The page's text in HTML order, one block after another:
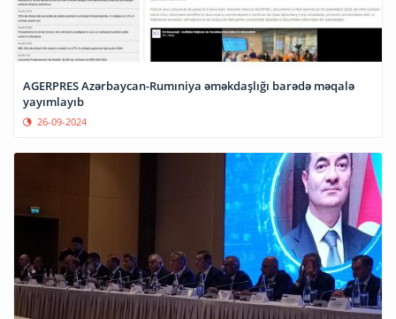
AGERPRES Azərbaycan-Rumıniya əməkdaşlığı barədə məqalə
yayımlayıb
26-09-2024